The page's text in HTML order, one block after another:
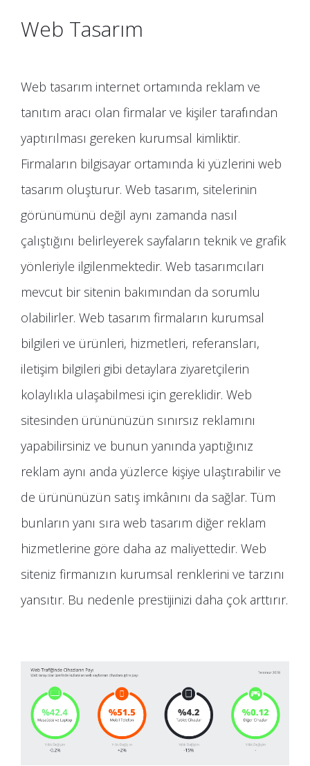
Web Tasarım
Web tasarım internet ortamında reklam ve
tanıtım aracı olan firmalar ve kişiler tarafından
yaptırılması gereken kurumsal kimliktir.
Firmaların bilgisayar ortamında ki yüzlerini web
tasarım oluşturur. Web tasarım, sitelerinin
görünümünü değil aynı zamanda nasıl
çalıştığını belirleyerek sayfaların teknik ve grafik
yönleriyle ilgilenmektedir. Web tasarımcıları
mevcut bir sitenin bakımından da sorumlu
olabilirler. Web tasarım firmaların kurumsal
bilgileri ve ürünleri, hizmetleri, referansları,
iletişim bilgileri gibi detaylara ziyaretçilerin
kolaylıkla ulaşabilmesi için gereklidir. Web
sitesinden ürününüzün sınırsız reklamını
yapabilirsiniz ve bunun yanında yaptığınız
reklam aynı anda yüzlerce kişiye ulaştırabilir ve
de ürününüzün satış imkânını da sağlar. Tüm
bunların yanı sıra web tasarım diğer reklam
hizmetlerine göre daha az maliyettedir. Web
siteniz firmanızın kurumsal renklerini ve tarzını
yansıtır. Bu nedenle prestijinizi daha çok arttırır.